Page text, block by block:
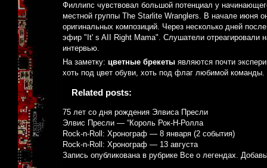
Филлипс чувствовал большой потенциал у
местной группы The Starlite Wranglers. В начале июня
оригинальных композиций. Через несколько дней
эфир "It' s AII Right Mama". Слушатели отреагировали
интервью.
На заметку: цветные брекеты являются почти
хоть под цвет обуви, хоть под флаг любимой команды.
Related posts:
75 лет со дня рождения Элвиса Пресли
Элвис Пресли — “Король Рок-Н-Ролла
Rock-n-Roll: Хронограф — 8 января (2 события)
Rock-n-Roll: Хронограф — 13 августа
Запись опубликована в рубрике Все о легендах.